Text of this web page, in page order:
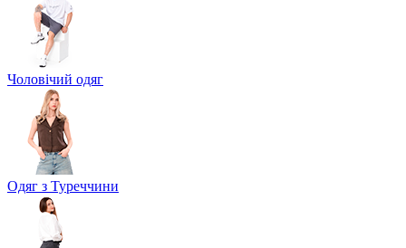
Чоловічий одяг
Одяг з Туреччини